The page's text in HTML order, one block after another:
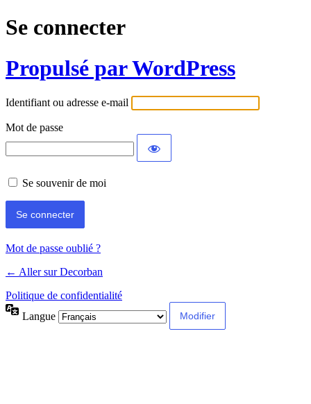
Se connecter
Propulsé par WordPress
Identifiant ou adresse e-mail
Mot de passe
Se souvenir de moi
Mot de passe oublié ?
← Aller sur Decorban
Politique de confidentialité
Langue